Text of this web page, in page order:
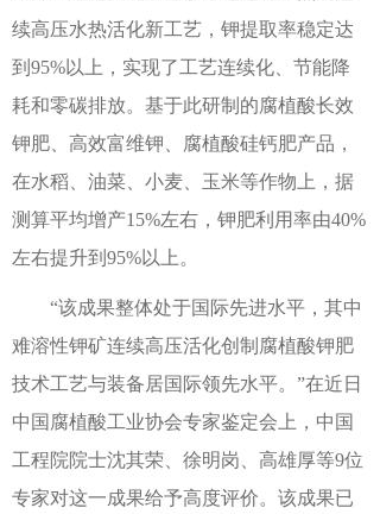
续高压水热活化新工艺，钾提取率稳定达
到95%以上，实现了工艺连续化、节能降
耗和零碳排放。基于此研制的腐植酸长效
钾肥、高效富维钾、腐植酸硅钙肥产品，
在水稻、油菜、小麦、玉米等作物上，据
测算平均增产15%左右，钾肥利用率由40%
左右提升到95%以上。
“该成果整体处于国际先进水平，其中
难溶性钾矿连续高压活化创制腐植酸钾肥
技术工艺与装备居国际领先水平。”在近日
中国腐植酸工业协会专家鉴定会上，中国
工程院院士沈其荣、徐明岗、高雄厚等9位
专家对这一成果给予高度评价。该成果已